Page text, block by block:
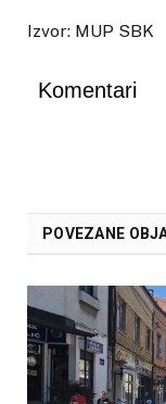
Izvor: MUP SBK
Komentari
POVEZANE